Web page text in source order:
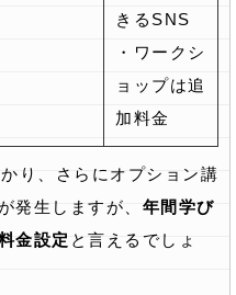
きるSNS
・ワークシ
ョップは追
加料金
り、さらにオプション講
発生しますが、 年間学び
金設定 と言えるでしょ